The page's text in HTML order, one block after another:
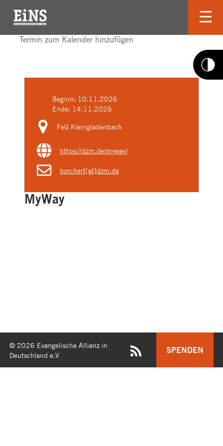
Termin zum Kalender hinzufügen
Beginn: 10.11.2026
Ende: 14.11.2026
FeG Kleingladenbach
https://dzm.de/myway/
borchert[at]dzm.de
MyWay
© 2026 Evangelische Allianz in
Deutschland e.V
SPENDEN